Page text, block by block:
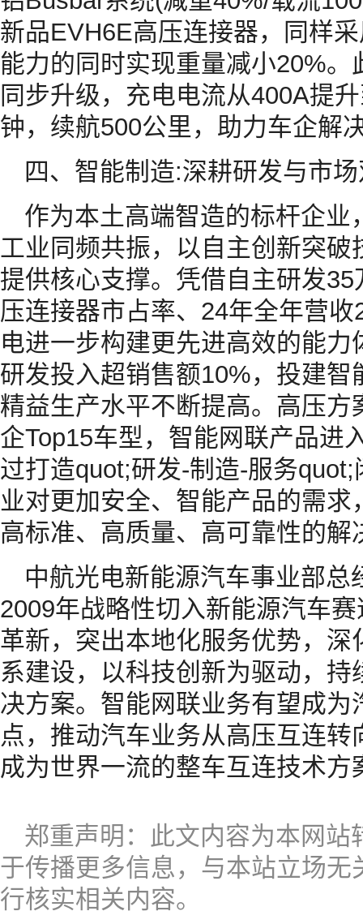
新品EVH6E高压连接器，同样
能力的同时实现重量减小20%
同步升级，充电电流从400A提
钟，续航500公里，助力车企解
四、智能制造:深耕研发与市
作为本土高端智造的标杆企
工业同频共振，以自主创新突
提供核心支撑。凭借自主研发
压连接器市占率、24年全年营
电进一步构建更先进高效的能
研发投入超销售额10%，投建
精益生产水平不断提高。高压
企Top15车型，智能网联产品进
过打造quot;研发-制造-服务
业对更加安全、智能产品的需
高标准、高质量、高可靠性的解
中航光电新能源汽车事业部总
2009年战略性切入新能源汽车
革新，突出本地化服务优势，
系建设，以科技创新为驱动，
决方案。智能网联业务有望成
点，推动汽车业务从高压互连
成为世界一流的整车互连技术方
郑重声明：此文内容为本网
于传播更多信息，与本站立场
行核实相关内容。